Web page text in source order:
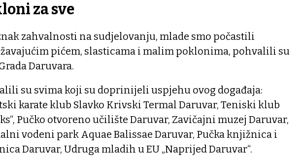
za sve
zahvalnosti na sudjelovanju, mlade smo počastili
pićem, slasticama i malim poklonima, pohvalili su
Daruvara.
su svima koji su doprinijeli uspjehu ovog događaja:
karate klub Slavko Krivski Termal Daruvar, Teniski klub
Pučko otvoreno učilište Daruvar, Zavičajni muzej Daruvar,
vodeni park Aquae Balissae Daruvar, Pučka knjižnica i
Daruvar, Udruga mladih u EU „Naprijed Daruvar“.